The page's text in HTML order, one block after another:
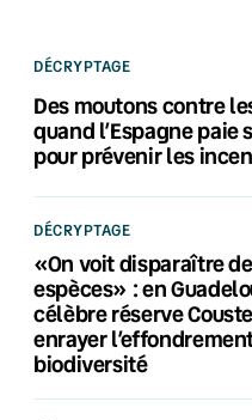
DÉCRYPTAGE
Des moutons contre
quand l’Espagne paie
pour prévenir les
DÉCRYPTAGE
«On voit disparaître
espèces» : en
célèbre réserve
enrayer
biodiversité